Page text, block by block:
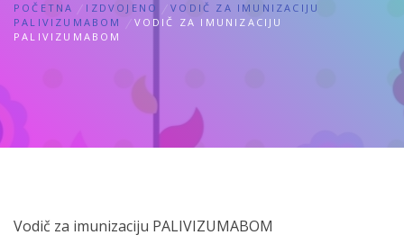
POČETNA IZDVOJENO
VODIČ ZA IMUNIZACIJU
PALIVIZUMABOM
VODIČ ZA IMUNIZACIJU
PALIVIZUMABOM
Vodič za imunizaciju PALIVIZUMABOM